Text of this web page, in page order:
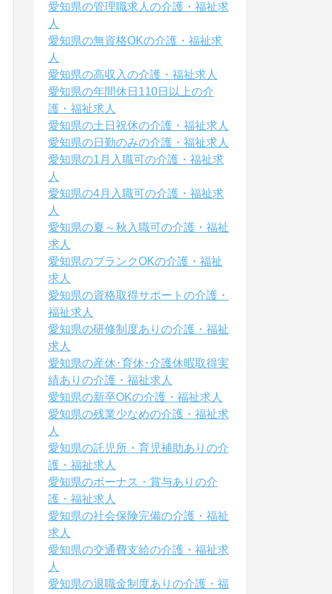
愛知県の管理職求人の介護・福祉求
人
愛知県の無資格OKの介護・福祉求
人
愛知県の高収入の介護・福祉求人
愛知県の年間休日110日以上の介
護・福祉求人
愛知県の土日祝休の介護・福祉求人
愛知県の日勤のみの介護・福祉求人
愛知県の1月入職可の介護・福祉求
人
愛知県の4月入職可の介護・福祉求
人
愛知県の夏～秋入職可の介護・福祉
求人
愛知県のブランクOKの介護・福祉
求人
愛知県の資格取得サポートの介護・
福祉求人
愛知県の研修制度ありの介護・福祉
求人
愛知県の産休･育休･介護休暇取得実
績ありの介護・福祉求人
愛知県の新卒OKの介護・福祉求人
愛知県の残業少なめの介護・福祉求
人
愛知県の託児所・育児補助ありの介
護・福祉求人
愛知県のボーナス・賞与ありの介
護・福祉求人
愛知県の社会保険完備の介護・福祉
求人
愛知県の交通費支給の介護・福祉求
人
愛知県の退職金制度ありの介護・福